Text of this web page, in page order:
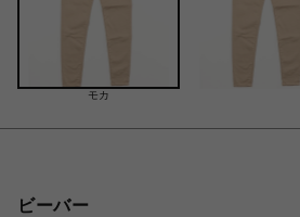
モカ
ビーバー